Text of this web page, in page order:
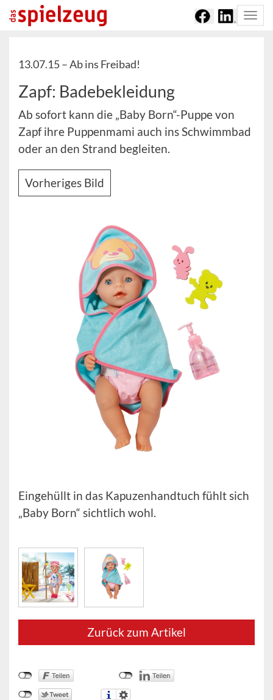
13.07.15 –Ab ins Freibad!
Zapf: Badebekleidung
Ab sofort kann die „Baby Born“-Puppe von
Zapf ihre Puppenmami auch ins Schwimmbad
oder an den Strand begleiten.
Vorheriges Bild
Eingehüllt in das Kapuzenhandtuch fühlt sich
„Baby Born“ sichtlich wohl.
Zurück zum Artikel